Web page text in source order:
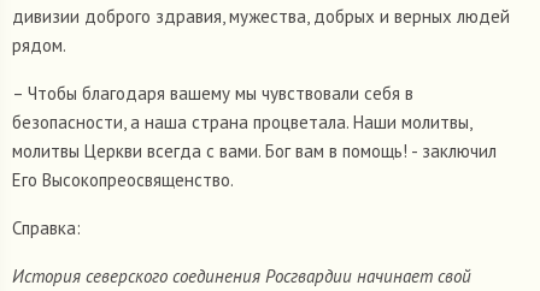
дивизии доброго здравия, мужества, добрых и верных людей
рядом.
– Чтобы благодаря вашему мы чувствовали себя в
безопасности, а наша страна процветала. Наши молитвы,
молитвы Церкви всегда с вами. Бог вам в помощь! - заключил
Его Высокопреосвященство.
Справка:
История северского соединения Росгвардии начинает свой